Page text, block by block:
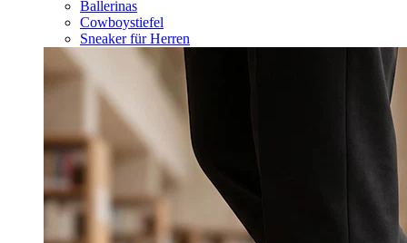
Ballerinas
Cowboystiefel
Sneaker für Herren